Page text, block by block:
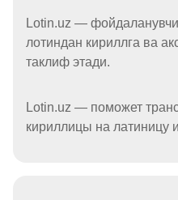
Lotin.uz —
лотиндан кириллга ва
таклиф этади.
Lotin.uz — поможет
кириллицы на латиницу